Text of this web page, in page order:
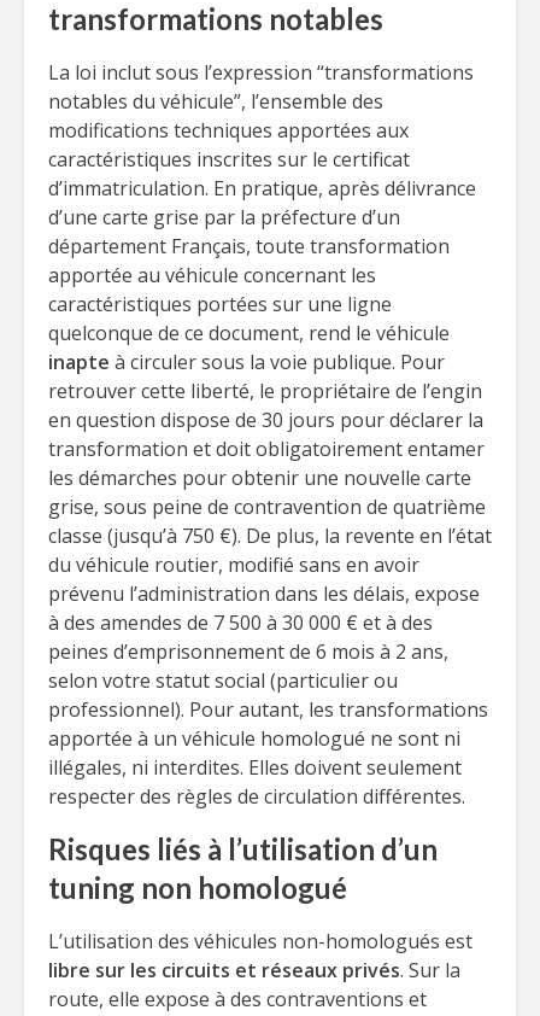
transformations notables
La loi inclut sous l’expression “transformations
notables du véhicule”, l’ensemble des
modifications techniques apportées aux
caractéristiques inscrites sur le certificat
d’immatriculation. En pratique, après délivrance
d’une carte grise par la préfecture d’un
département Français, toute transformation
apportée au véhicule concernant les
caractéristiques portées sur une ligne
quelconque de ce document, rend le véhicule
inapte à circuler sous la voie publique. Pour
retrouver cette liberté, le propriétaire de l’engin
en question dispose de 30 jours pour déclarer la
transformation et doit obligatoirement entamer
les démarches pour obtenir une nouvelle carte
grise, sous peine de contravention de quatrième
classe (jusqu’à 750 €). De plus, la revente en l’état
du véhicule routier, modifié sans en avoir
prévenu l’administration dans les délais, expose
à des amendes de 7 500 à 30 000 € et à des
peines d’emprisonnement de 6 mois à 2 ans,
selon votre statut social (particulier ou
professionnel). Pour autant, les transformations
apportée à un véhicule homologué ne sont ni
illégales, ni interdites. Elles doivent seulement
respecter des règles de circulation différentes.
Risques liés à l’utilisation d’un
tuning non homologué
L’utilisation des véhicules non-homologués est
libre sur les circuits et réseaux privés. Sur la
route, elle expose à des contraventions et